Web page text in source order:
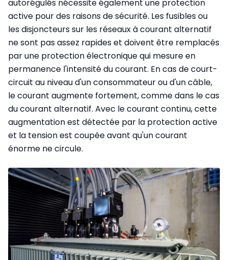
autorégulés nécessite également une protection
active pour des raisons de sécurité. Les fusibles ou
les disjoncteurs sur les réseaux à courant alternatif
ne sont pas assez rapides et doivent être remplacés
par une protection électronique qui mesure en
permanence l'intensité du courant. En cas de court-
circuit au niveau d'un consommateur ou d'un câble,
le courant augmente fortement, comme dans le cas
du courant alternatif. Avec le courant continu, cette
augmentation est détectée par la protection active
et la tension est coupée avant qu'un courant
énorme ne circule.